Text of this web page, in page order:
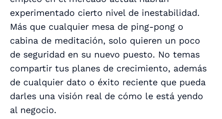
experimentado cierto nivel de inestabilidad.
Más que cualquier mesa de ping-pong o
cabina de meditación, solo quieren un poco
de seguridad en su nuevo puesto. No temas
compartir tus planes de crecimiento, además
de cualquier dato o éxito reciente que pueda
darles una visión real de cómo le está yendo
al negocio.